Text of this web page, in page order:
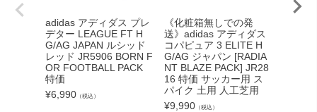
adidas アディダス プレ
デター LEAGUE FT H
G/AG JAPAN ルシッド
レッド JR5906 BORN F
OR FOOTBALL PACK
特価
¥6,990 （税込）
《化粧箱無しでの発
送》adidas アディダス
コパピュア 3 ELITE H
G/AG ジャパン [RADIA
NT BLAZE PACK] JR28
16 特価 サッカー用 ス
パイク 土用 人工芝用
¥9,990 （税込）